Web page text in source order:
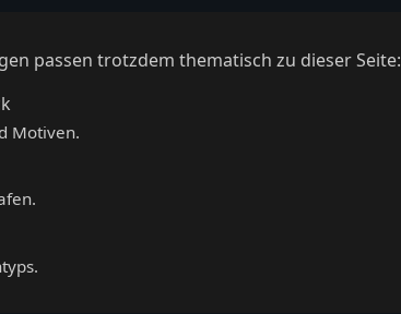
passen trotzdem thematisch zu dieser Seite:
Motiven.